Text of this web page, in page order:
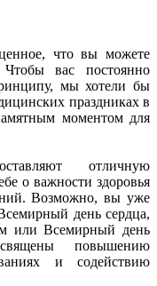
что вы можете
вас постоянно
мы хотели бы
праздниках в
моментом для
отличную
о важности здоровья
Возможно, вы уже
день сердца,
или Всемирный день
повышению
и содействию